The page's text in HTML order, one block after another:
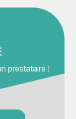
prestataire !